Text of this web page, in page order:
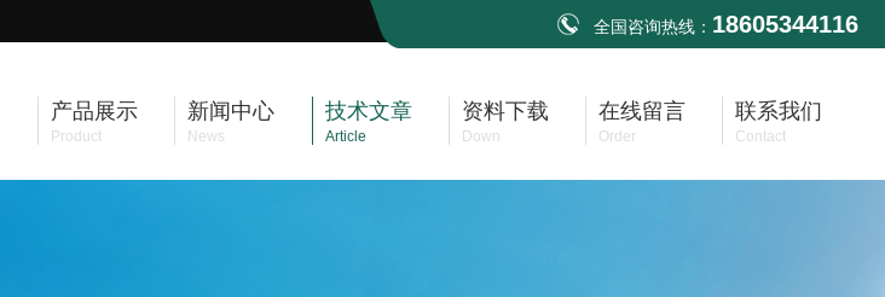
全国咨询热线： 18605344116
产品展示
Product
新闻中心
News
技术文章
Article
资料下载
Down
在线留言
Order
联系我们
Contact